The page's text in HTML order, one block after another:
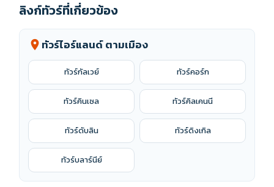
ลิงก์ทัวร์ที่เกี่ยวข้อง
location_on ทัวร์ไอร์แลนด์ ตามเมือง
ทัวร์กัลเวย์ ทัวร์คอร์ก
ทัวร์คินเซล ทัวร์คิลเคนนี
ทัวร์ดับลิน ทัวร์ดิงเกิล
ทัวร์บลาร์นีย์